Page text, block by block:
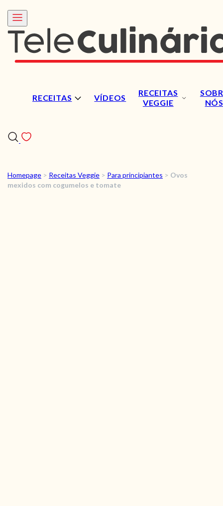
RECEITAS VÍDEOS
RECEITAS
VEGGIE
NÓS
RECEITAS
Homepage > Receitas Veggie > Para principiantes > Ovos
mexidos com cogumelos e tomate